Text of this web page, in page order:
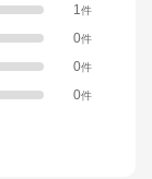
1件
0件
0件
0件